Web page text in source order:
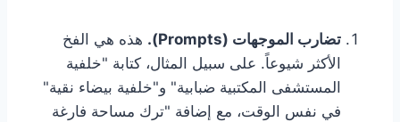
تضارب الموجهات (Prompts).
هذه هي الفخ
الأكثر شيوعاً. على سبيل المثال، كتابة "خلفية
المستشفى المكتبية ضبابية" و"خلفية بيضاء نقية"
في نفس الوقت، مع إضافة "ترك مساحة فارغة